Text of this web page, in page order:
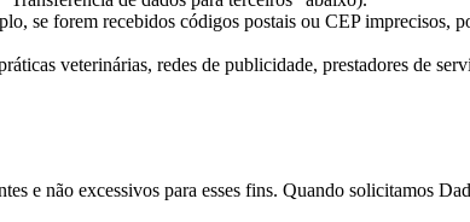
se forem recebidos códigos postais ou CEP imprecisos,
veterinárias, redes de publicidade, prestadores de
e não excessivos para esses fins. Quando solicitamos